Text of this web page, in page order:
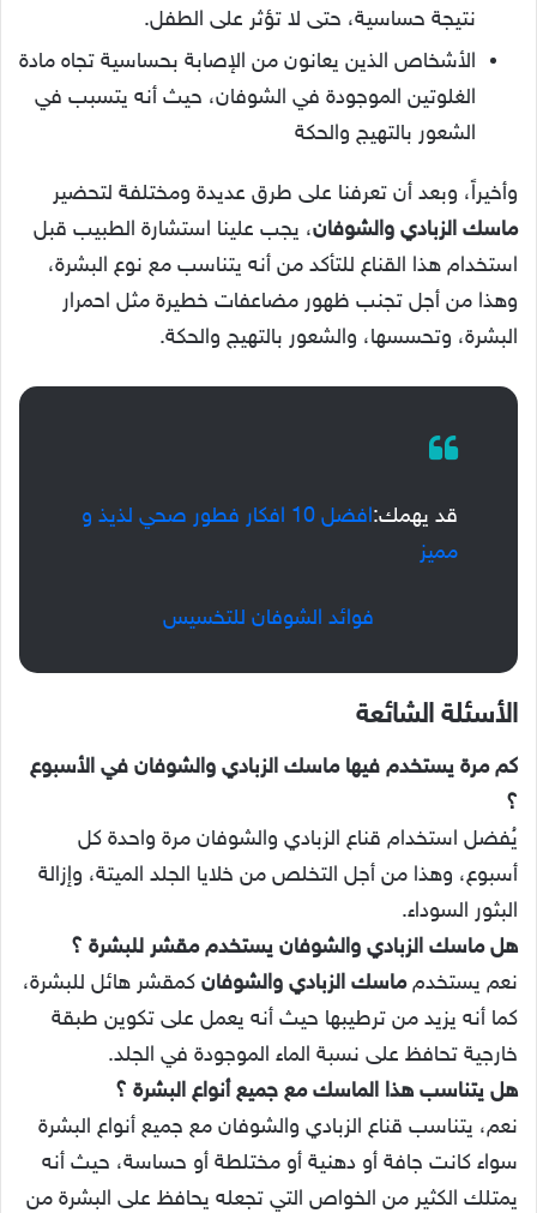
نتيجة حساسية، حتى لا تؤثر على الطفل.
الأشخاص الذين يعانون من الإصابة بحساسية تجاه مادة
الغلوتين الموجودة في الشوفان، حيث أنه يتسبب في
الشعور بالتهيج والحكة
وأخيراً، وبعد أن تعرفنا على طرق عديدة ومختلفة لتحضير
ماسك الزبادي والشوفان، يجب علينا استشارة الطبيب قبل
استخدام هذا القناع للتأكد من أنه يتناسب مع نوع البشرة،
وهذا من أجل تجنب ظهور مضاعفات خطيرة مثل احمرار
البشرة، وتحسسها، والشعور بالتهيج والحكة.
قد يهمك:
افضل 10 افكار فطور صحي لذيذ و
مميز
فوائد الشوفان للتخسيس
الأسئلة الشائعة
كم مرة يستخدم فيها ماسك الزبادي والشوفان في الأسبوع
؟
يُفضل استخدام قناع الزبادي والشوفان مرة واحدة كل
أسبوع، وهذا من أجل التخلص من خلايا الجلد الميتة، وإزالة
البثور السوداء.
هل ماسك الزبادي والشوفان يستخدم مقشر للبشرة ؟
نعم يستخدمماسك الزبادي والشوفان كمقشر هائل للبشرة،
كما أنه يزيد من ترطيبها حيث أنه يعمل على تكوين طبقة
خارجية تحافظ على نسبة الماء الموجودة في الجلد.
هل يتناسب هذا الماسك مع جميع أنواع البشرة ؟
نعم، يتناسب قناع الزبادي والشوفان مع جميع أنواع البشرة
سواء كانت جافة أو دهنية أو مختلطة أو حساسة، حيث أنه
يمتلك الكثير من الخواص التي تجعله يحافظ على البشرة من